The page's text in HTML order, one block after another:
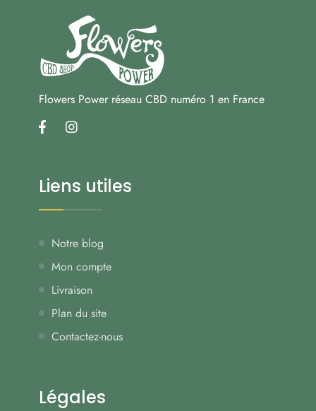
Flowers Power réseau CBD numéro 1 en France
facebookinstagram
Liens utiles
Notre blog
Mon compte
Livraison
Plan du site
Contactez-nous
Légales